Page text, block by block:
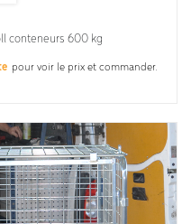
conteneurs 600 kg
pour voir le prix et commander.